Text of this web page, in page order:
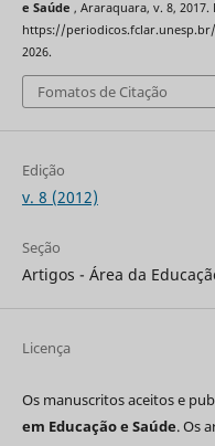
e Saúde , Araraquara, v. 8, 2017.
https://
2026.
Fomatos de Citação
Edição
v. 8 (2012)
Seção
Artigos - Área da
Licença
Os manuscritos aceitos e
em Educação e Saúde. Os